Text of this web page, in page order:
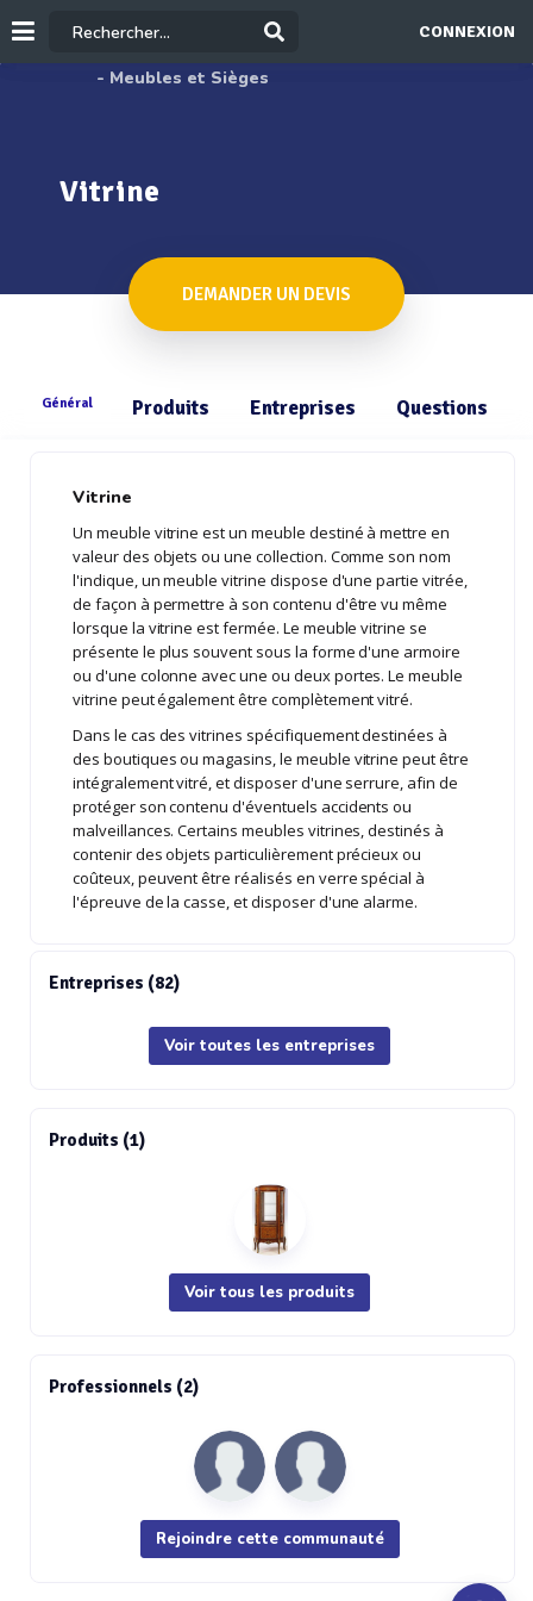
CONNEXION
- Meubles et Sièges
Vitrine
DEMANDER UN DEVIS
Général Produits Entreprises Questions
Vitrine
Un meuble vitrine est un meuble destiné à mettre en
valeur des objets ou une collection. Comme son nom
l'indique, un meuble vitrine dispose d'une partie vitrée,
de façon à permettre à son contenu d'être vu même
lorsque la vitrine est fermée. Le meuble vitrine se
présente le plus souvent sous la forme d'une armoire
ou d'une colonne avec une ou deux portes. Le meuble
vitrine peut également être complètement vitré.
Dans le cas des vitrines spécifiquement destinées à
des boutiques ou magasins, le meuble vitrine peut être
intégralement vitré, et disposer d'une serrure, afin de
protéger son contenu d'éventuels accidents ou
malveillances. Certains meubles vitrines, destinés à
contenir des objets particulièrement précieux ou
coûteux, peuvent être réalisés en verre spécial à
l'épreuve de la casse, et disposer d'une alarme.
Entreprises (82)
Voir toutes les entreprises
Produits (1)
Voir tous les produits
Professionnels (2)
Rejoindre cette communauté